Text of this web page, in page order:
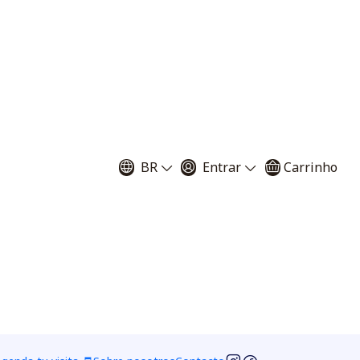
BR Entrar Carrinho
de estas plantes y fui participe de una mala
plantas carnívoras Santiago nos enfocamos en la
esta página en donde puedes encontrar información y
de plantas carnívoras. El objetivo principal es